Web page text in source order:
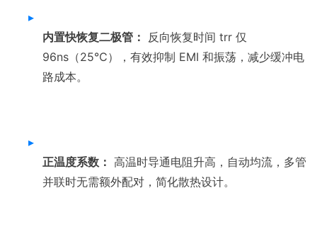
▸
内置快恢复二极管：
反向恢复时间 trr 仅
96ns（25℃），有效抑制 EMI 和振荡，减少缓冲电
▸
正温度系数： 高温时导通电阻升高，自动均流，多管